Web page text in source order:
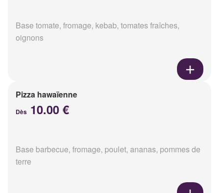
Base tomate, fromage, kebab, tomates fraîches,
oignons
Pizza hawaïenne
Dès 10.00 €
Base barbecue, fromage, poulet, ananas, pommes de
terre